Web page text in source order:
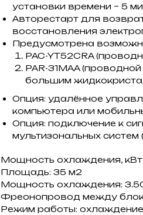
установки времени – 5
Авторестарт для
восстановления
Предусмотрена
PAC-YT52CRA
PAR-31MAA
большим
Опция: удалённое
компьютера или
Опция: подключение к
мультизональных систем
Мощность охлаждения,
Площадь: 35 м2
Мощность охлаждения:
Фреонопровод между
Режим работы: